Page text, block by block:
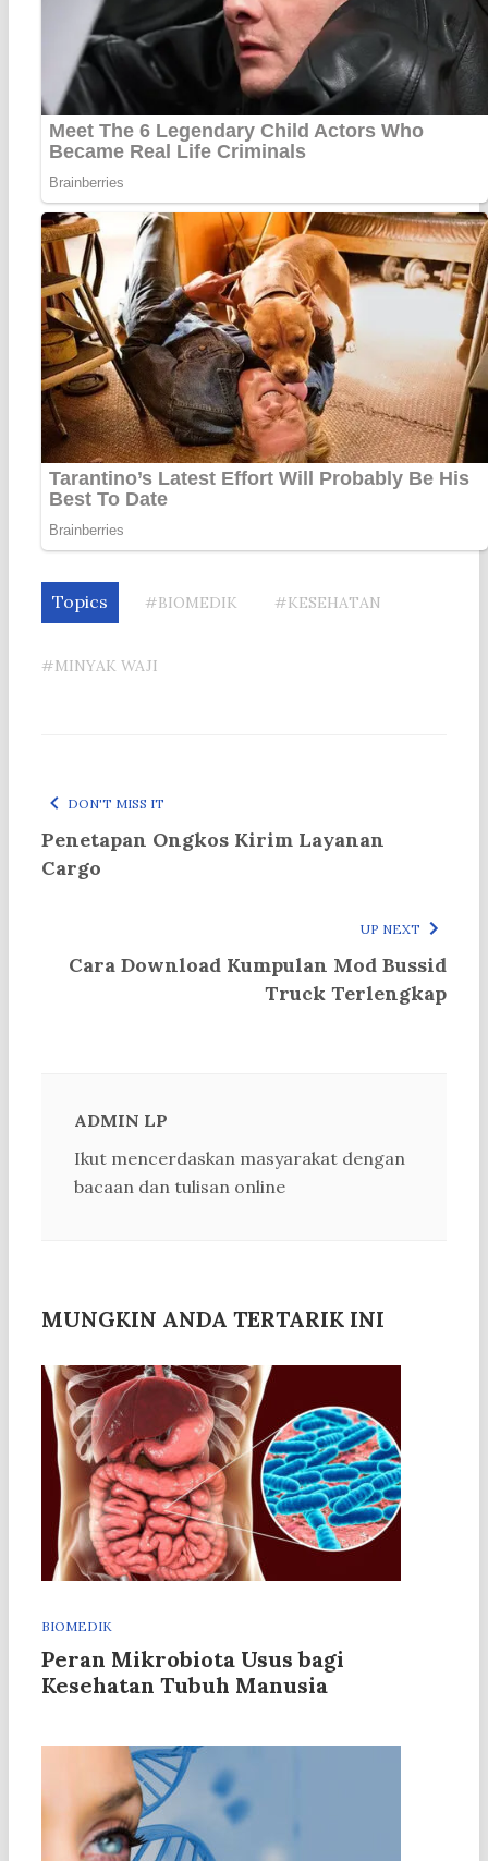
Topics #BIOMEDIK #KESEHATAN
#MINYAK WAJI
DON'T MISS IT
Penetapan Ongkos Kirim Layanan
Cargo
UP NEXT
Cara Download Kumpulan Mod Bussid
Truck Terlengkap
ADMIN LP
Ikut mencerdaskan masyarakat dengan
bacaan dan tulisan online
MUNGKIN ANDA TERTARIK INI
BIOMEDIK
Peran Mikrobiota Usus bagi
Kesehatan Tubuh Manusia